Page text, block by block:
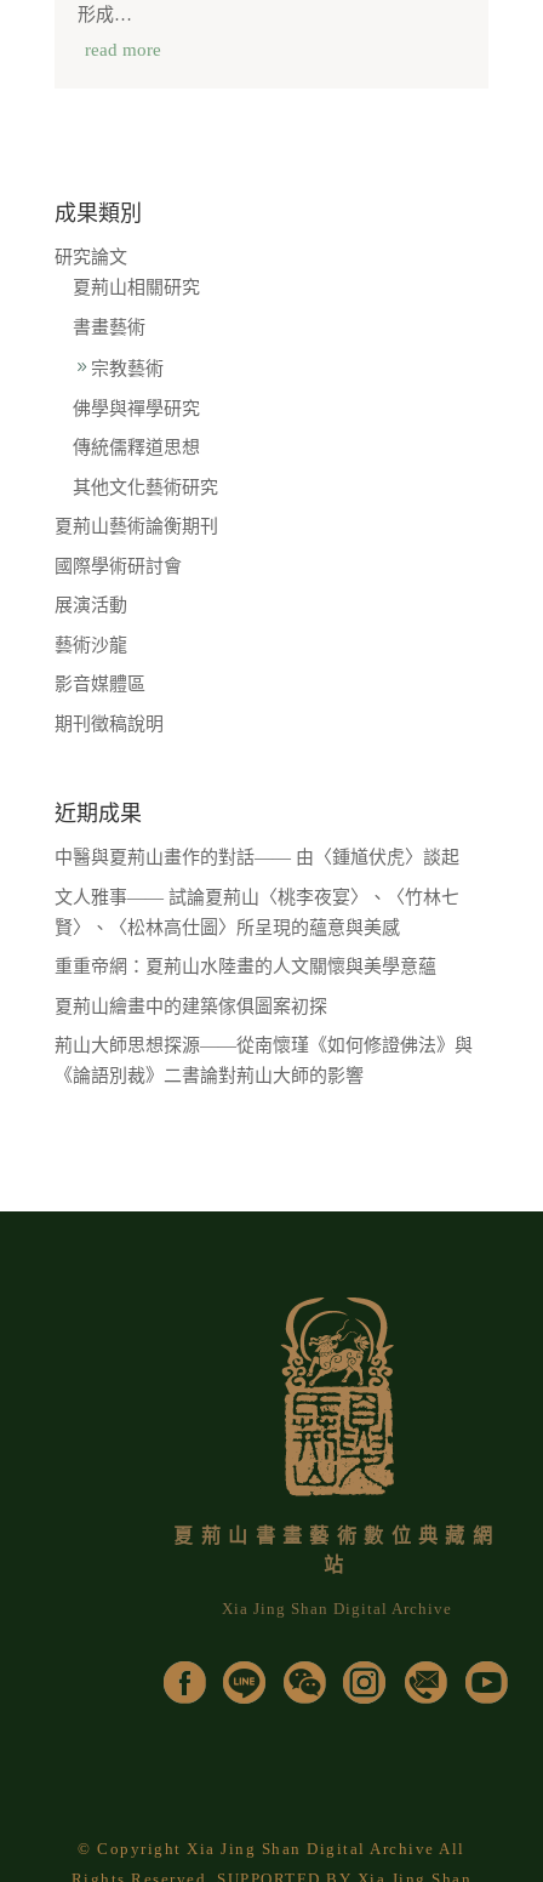
形成…
read more
成果類別
研究論文
夏荊山相關研究
書畫藝術
宗教藝術
佛學與禪學研究
傳統儒釋道思想
其他文化藝術研究
夏荊山藝術論衡期刊
國際學術研討會
展演活動
藝術沙龍
影音媒體區
期刊徵稿說明
近期成果
中醫與夏荊山畫作的對話—— 由〈鍾馗伏虎〉談起
文人雅事—— 試論夏荊山〈桃李夜宴〉、〈竹林七
賢〉、〈松林高仕圖〉所呈現的蘊意與美感
重重帝網：夏荊山水陸畫的人文關懷與美學意蘊
夏荊山繪畫中的建築傢俱圖案初探
荊山大師思想探源——從南懷瑾《如何修證佛法》與
《論語別裁》二書論對荊山大師的影響
夏荊山書畫藝術數位典藏網
站
Xia Jing Shan Digital Archive
© Copyright Xia Jing Shan Digital Archive All